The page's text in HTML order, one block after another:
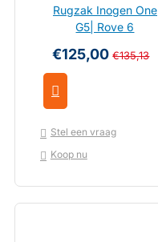
Rugzak Inogen One
G5| Rove 6
€125,00 €135,13
Stel een vraag
Koop nu